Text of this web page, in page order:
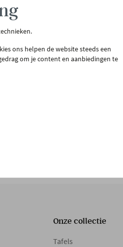
Onze collectie
Tafels
ons helpen de website steeds een
om je content en aanbiedingen te